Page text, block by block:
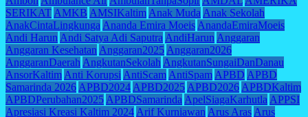
SERIKAT AMKB AMSIKaltim Anak Muda Anak Sekolah
AnakCintaLingkunga Ananda Emira Moeis AnandaEmiraMoeis
Andi Harun Andi Satya Adi Saputra AndiHarun Anggaran
Anggaran Kesehatan Anggaran2025 Anggaran2026
AnggaranDaerah AngkutanSekolah AngkutanSungaiDanDanau
AnsorKaltim Anti Korupsi AntiScam AntiSpam APBD APBD
Samarinda 2026 APBD2024 APBD2025 APBD2026 APBDKaltim
APBDPerubahan2025 APBDSamarinda ApelSiagaKarhutla APPSI
Apresiasi Kreasi Kaltim 2024 Arif Kurniawan Arus Aras Arus